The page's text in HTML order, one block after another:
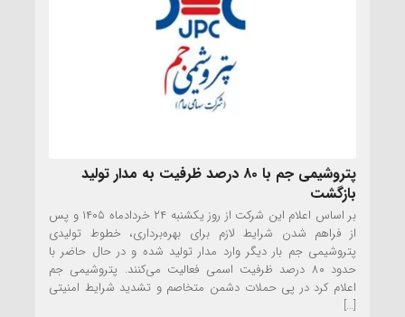
پتروشیمی جم با ۸۰ درصد ظرفیت به مدار تولید
بازگشت
بر اساس اعلام این شرکت از روز یکشنبه ۲۴ خردادماه ۱۴۰۵ و پس
از فراهم شدن شرایط لازم برای بهره‌برداری، خطوط تولیدی
پتروشیمی جم بار دیگر وارد مدار تولید شده و در حال حاضر با
حدود ۸۰ درصد ظرفیت اسمی فعالیت می‌کنند. پتروشیمی جم
اعلام کرد در پی حملات دشمن متخاصم و تشدید شرایط امنیتی
[…]